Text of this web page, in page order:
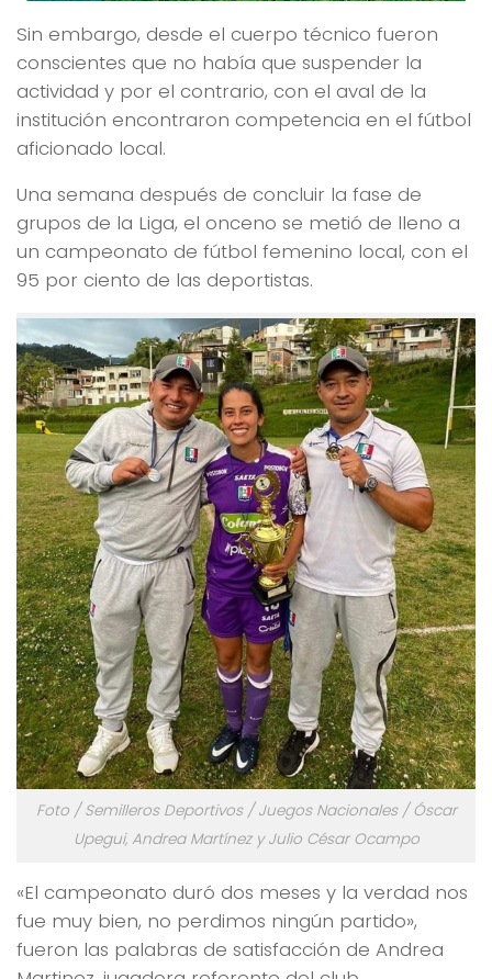
Sin embargo, desde el cuerpo técnico fueron
conscientes que no había que suspender la
actividad y por el contrario, con el aval de la
institución encontraron competencia en el fútbol
aficionado local.
Una semana después de concluir la fase de
grupos de la Liga, el onceno se metió de lleno a
un campeonato de fútbol femenino local, con el
95 por ciento de las deportistas.
Foto / Semilleros Deportivos / Juegos Nacionales / Óscar
Upegui, Andrea Martínez y Julio César Ocampo
«El campeonato duró dos meses y la verdad nos
fue muy bien, no perdimos ningún partido»,
fueron las palabras de satisfacción de Andrea